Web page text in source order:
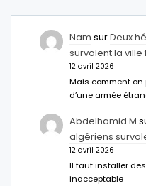
Nam surDeux
survolent la
12 avril 2026
Mais comment on
d’une armée
Abdelhamid M
algériens
12 avril 2026
Il faut installer
inacceptable